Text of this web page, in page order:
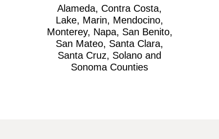
Alameda, Contra Costa,
Lake, Marin, Mendocino,
Monterey, Napa, San Benito,
San Mateo, Santa Clara,
Santa Cruz, Solano and
Sonoma Counties